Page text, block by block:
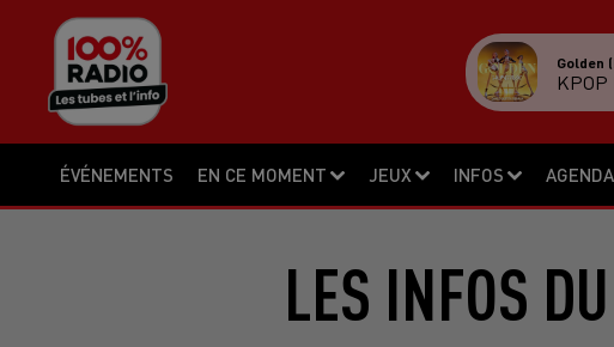
ÉVÉNEMENTS EN CE MOMENT JEUX INFOS AGENDA
Golden
LES INFOS